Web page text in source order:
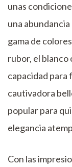
unas
una
gama de
rubor, el blanco
capacidad para
cautivadora
popular para
elegancia
Con las